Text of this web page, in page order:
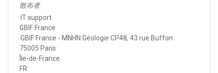
散布者
IT support
GBIF France
GBIF France - MNHN Géologie CP48, 43 rue Buffon
75005 Paris
Île-de-France
FR